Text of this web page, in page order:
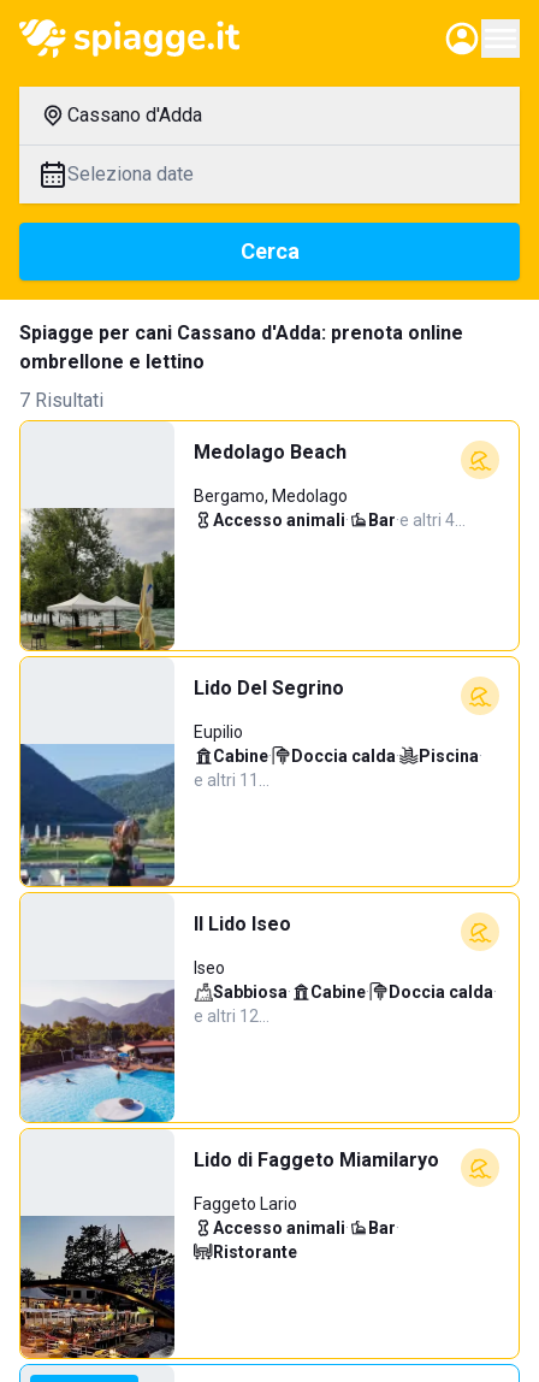
Cassano d'Adda
Seleziona date
Cerca
Spiagge per cani Cassano d'Adda: prenota online
ombrellone e lettino
7 Risultati
Medolago Beach
Bergamo, Medolago
Accesso animali· Bar·e altri 4…
Lido Del Segrino
Eupilio
Cabine· Doccia calda· Piscina·
e altri 11…
Il Lido Iseo
Iseo
Sabbiosa· Cabine· Doccia calda·
e altri 12…
Lido di Faggeto Miamilaryo
Faggeto Lario
Accesso animali· Bar·
Ristorante